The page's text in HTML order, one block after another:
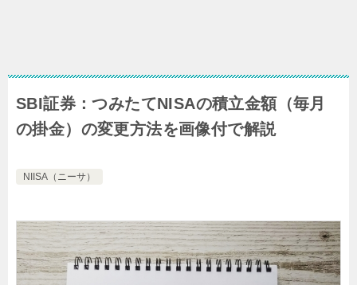
SBI証券：つみたてNISAの積立金額（毎月
の掛金）の変更方法を画像付で解説
NIISA（ニーサ）